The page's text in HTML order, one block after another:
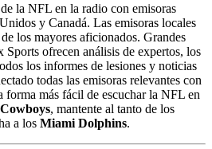
la NFL en la radio con emisoras
y Canadá. Las emisoras locales
los mayores aficionados. Grandes
ofrecen análisis de expertos, los
los informes de lesiones y noticias
todas las emisoras relevantes con
forma más fácil de escuchar la NFL en
, mantente al tanto de los
a los Miami Dolphins.